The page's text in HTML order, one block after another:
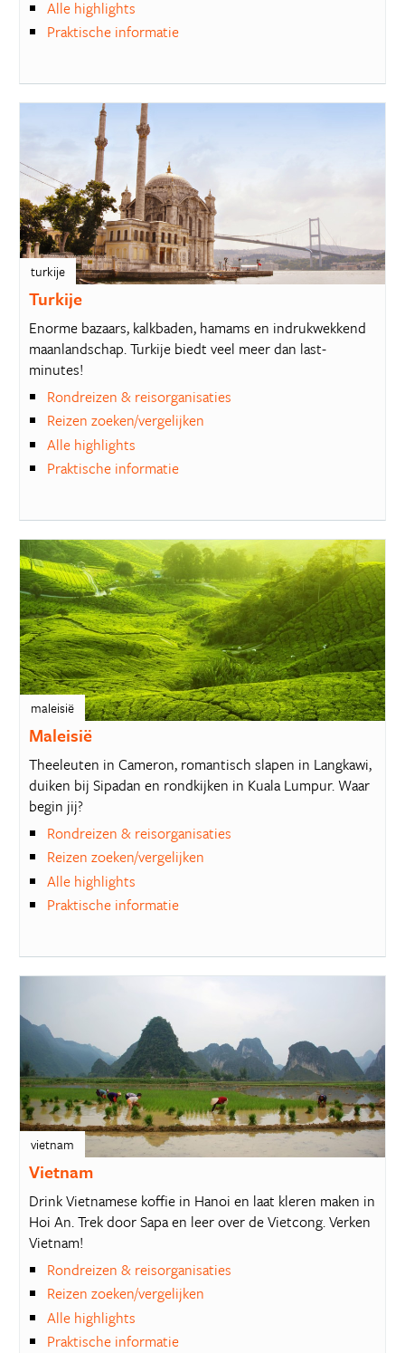
Alle highlights
Praktische informatie
turkije
Turkije
Enorme bazaars, kalkbaden, hamams en indrukwekkend
maanlandschap. Turkije biedt veel meer dan last-
minutes!
Rondreizen & reisorganisaties
Reizen zoeken/vergelijken
Alle highlights
Praktische informatie
maleisië
Maleisië
Theeleuten in Cameron, romantisch slapen in Langkawi,
duiken bij Sipadan en rondkijken in Kuala Lumpur. Waar
begin jij?
Rondreizen & reisorganisaties
Reizen zoeken/vergelijken
Alle highlights
Praktische informatie
vietnam
Vietnam
Drink Vietnamese koffie in Hanoi en laat kleren maken in
Hoi An. Trek door Sapa en leer over de Vietcong. Verken
Vietnam!
Rondreizen & reisorganisaties
Reizen zoeken/vergelijken
Alle highlights
Praktische informatie